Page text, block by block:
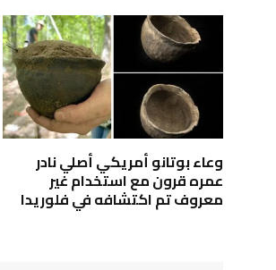
وعاء بوتانو أمريكي أصلي نادر
عمره قرون مع استخدام غير
معروف تم اكتشافه في فلوريدا